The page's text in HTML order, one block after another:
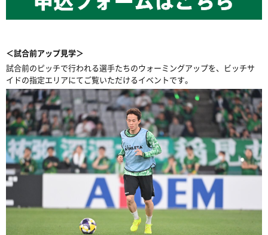
＜試合前アップ見学＞
試合前のピッチで行われる選手たちのウォーミングアップを、ビッチサ
イドの指定エリアにてご覧いただけるイベントです。